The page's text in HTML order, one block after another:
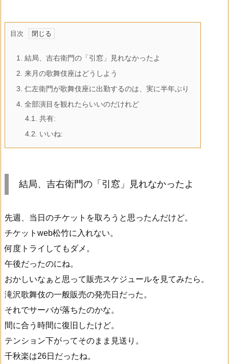
目次
1.
結局、吉右衛門の「引窓」見れなかったよ
2. 来月の歌舞伎座はどうしよう
3. 仁左衛門が歌舞伎座に出勤するのは、実に半年ぶり
4. 全部演目を観れたらいいのだけれど
4.1.
共有:
4.2.
いいね:
結局、吉右衛門の「引窓」見れなかったよ
先週、当日のチケットを取ろうと思ったんだけど。
チケットweb松竹に入れない。
何度トライしてもダメ。
午後だったのにね。
おかしいなぁと思って販売スケジュールを見てみたら。
滝沢歌舞伎の一般販売の発売日だった。
それでサーバが落ちたのかな。
間に合う時間に復旧したけど。
テンション下がってそのまま見送り。
千秋楽は26日だったね。